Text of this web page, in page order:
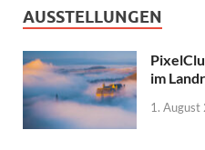
AUSSTELLUNGEN
im
1. August